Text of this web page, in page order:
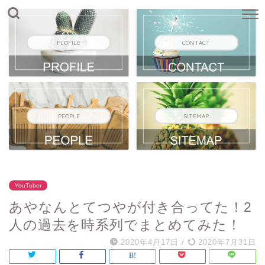
PLOFILE CONTACT
PEOPLE SITEMAP
YouTuber
あやなんとてつやが付き合ってた！2
人の過去を時系列でまとめてみた！
2020年4月17日 / 2020年7月31日